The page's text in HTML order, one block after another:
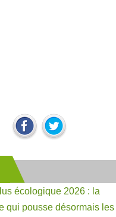
écologique 2026 : la
qui pousse désormais les